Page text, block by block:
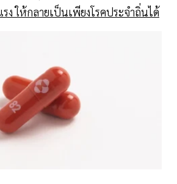
ง ให้กลายเป็นเพียงโรคประจำถิ่นได้